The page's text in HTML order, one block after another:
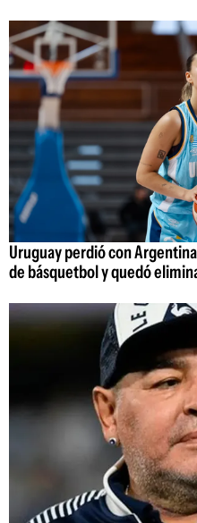
Uruguay perdió con
de básquetbol y quedó